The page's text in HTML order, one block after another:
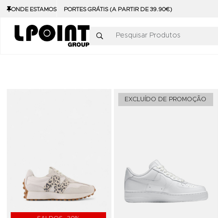
ONDE ESTAMOS PORTES GRÁTIS (A PARTIR DE 39.90€)
Pesquisar Produtos
Adicionar aos Favoritos
EXCLUÍDO DE PROMOÇÃO